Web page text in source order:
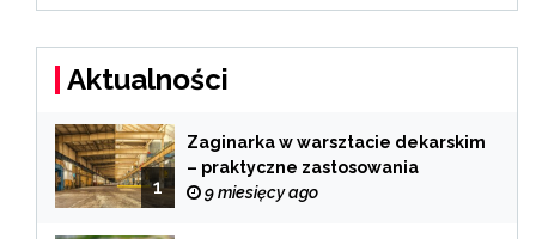
Aktualności
1
Zaginarka w warsztacie dekarskim
– praktyczne zastosowania
9 miesięcy ago